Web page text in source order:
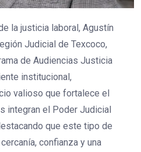
la justicia laboral, Agustín
Judicial de Texcoco,
de Audiencias Justicia
institucional,
valioso que fortalece el
integran el Poder Judicial
que este tipo de
confianza y una